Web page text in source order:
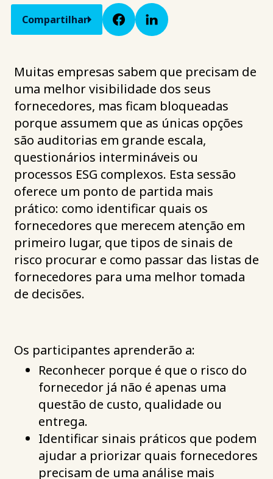
Compartilhar
Muitas empresas sabem que precisam de
uma melhor visibilidade dos seus
fornecedores, mas ficam bloqueadas
porque assumem que as únicas opções
são auditorias em grande escala,
questionários intermináveis ou
processos ESG complexos. Esta sessão
oferece um ponto de partida mais
prático: como identificar quais os
fornecedores que merecem atenção em
primeiro lugar, que tipos de sinais de
risco procurar e como passar das listas de
fornecedores para uma melhor tomada
de decisões.
Os participantes aprenderão a:
Reconhecer porque é que o risco do
fornecedor já não é apenas uma
questão de custo, qualidade ou
entrega.
Identificar sinais práticos que podem
ajudar a priorizar quais fornecedores
precisam de uma análise mais